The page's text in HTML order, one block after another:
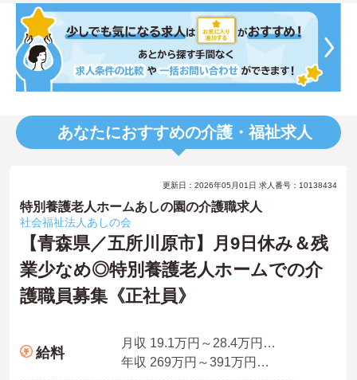
あなたにおすすめの介護・福祉求人
更新日：2026年05月01日 求人番号：10138434
特別養護老人ホームあしの園の介護職求人
社会福祉法人あしの会
【青森県／五所川原市】月9日休み＆残
業少なめ◎特別養護老人ホームでの介
護職員募集《正社員》
給料
月収 19.1万円～28.4万円程度※諸手当込
年収 269万円～391万円程度